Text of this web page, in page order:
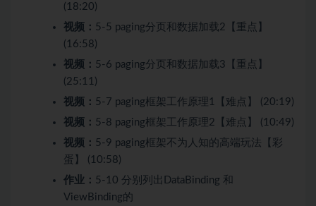
(18:20)
视频： 5-5 paging分页和数据加载2【重点】
(16:58)
视频： 5-6 paging分页和数据加载3【重点】
(25:11)
视频： 5-7 paging框架工作原理1【难点】 (20:19)
视频： 5-8 paging框架工作原理2【难点】 (10:49)
视频： 5-9 paging框架不为人知的高端玩法【彩
蛋】 (10:58)
作业： 5-10 分别列出DataBinding 和
ViewBinding的